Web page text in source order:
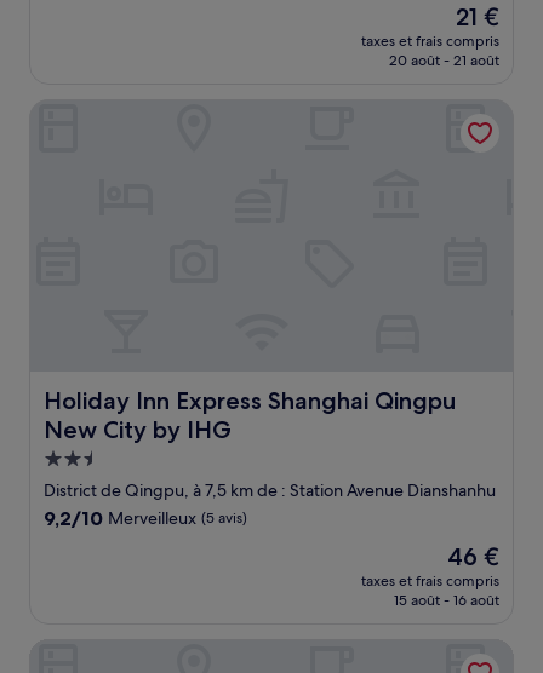
Le
nouveau
prix
de
21 €
21 €
taxes et frais compris
20 août - 21 août
Holiday Inn Express Shanghai Qingpu
New City by IHG
Holiday Inn Express Shanghai Qingpu New City by IHG
Hébergement
2.5 étoiles
District de Qingpu, à 7,5 km de : Station Avenue Dianshanhu
9.2
9,2/10 Merveilleux (5 avis)
Le
nouveau
prix
de
46 €
46 €
taxes et frais compris
15 août - 16 août
Holiday Inn Express Shanghai Qingpu New City by IHG